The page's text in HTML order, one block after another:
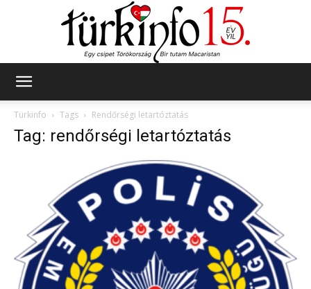
Türkinfo
Tags Rendőrségi letartóztatás
Tag: rendőrségi letartóztatás